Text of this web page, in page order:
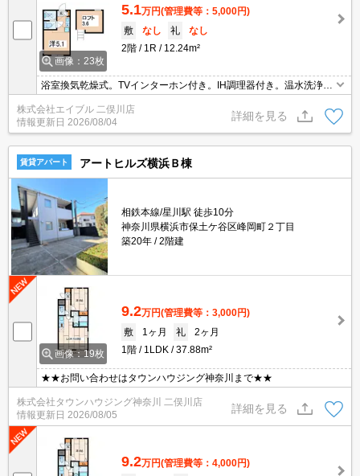
画像：23枚
5.1万円(管理費等：5,000円)
敷
なし 礼
なし
2階
1R 12.24m²
浴室換気乾燥式。TVインターホン付き。IH調理器付き。温水洗浄便
介手数料家賃の0.55ヵ月分。
株式会社エイブル 二俣川店
情報更新日 2026/08/04
詳細を見る
賃貸アパート アートヒルズ横浜Ｂ棟
相鉄本線/星川駅 徒歩10分
神奈川県横浜市保土ケ谷区峰岡町２丁目
築20年
2階建
画像：19枚
9.2万円(管理費等：3,000円)
敷
1ヶ月 礼
2ヶ月
1階
1LDK 37.88m²
★★お問い合わせはタウンハウジング神奈川まで★★
株式会社タウンハウジング神奈川 二俣川店
情報更新日 2026/08/05
詳細を見る
9.2万円(管理費等：4,000円)